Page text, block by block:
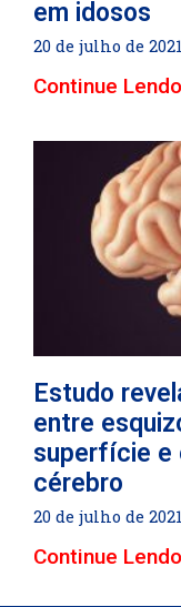
em idosos
20 de julho de 2021
Continue
Estudo
entre
superfície e
cérebro
20 de julho de 2021
Continue